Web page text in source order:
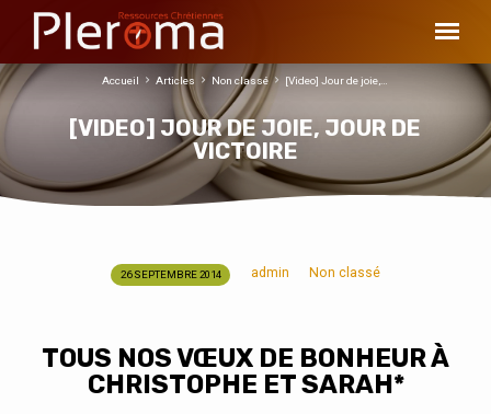
[VIDEO] JOUR DE JOIE, JOUR DE
VICTOIRE
Accueil Articles Non classé [Video] Jour de joie,…
[VIDEO]
DE
JOIE,
JOUR
26 SEPTEMBRE 2014 admin Non classé
TOUS NOS VŒUX DE BONHEUR À
CHRISTOPHE ET SARAH*